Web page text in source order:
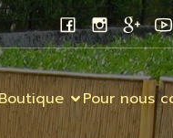
Boutique Pour nous